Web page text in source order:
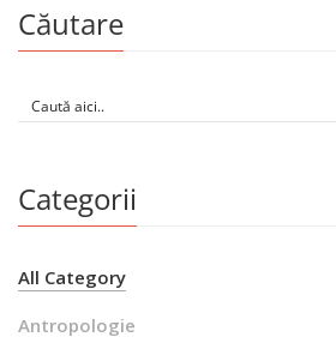
Căutare
Categorii
All Category
Antropologie